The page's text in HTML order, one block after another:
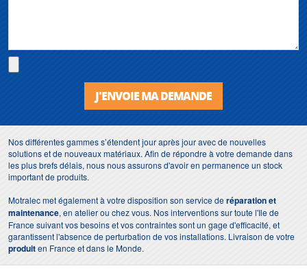
J'ENVOIE MA DEMANDE
Nos différentes gammes s’étendent jour après jour avec de nouvelles
solutions et de nouveaux matériaux. Afin de répondre à votre demande dans
les plus brefs délais, nous nous assurons d'avoir en permanence un stock
important de produits.
Motralec met également à votre disposition son service deréparation et
maintenance, en atelier ou chez vous. Nos interventions sur toute l'Ile de
France suivant vos besoins et vos contraintes sont un gage d'efficacité, et
garantissent l'absence de perturbation de vos installations. Livraison de votre
produiten France et dans le Monde.